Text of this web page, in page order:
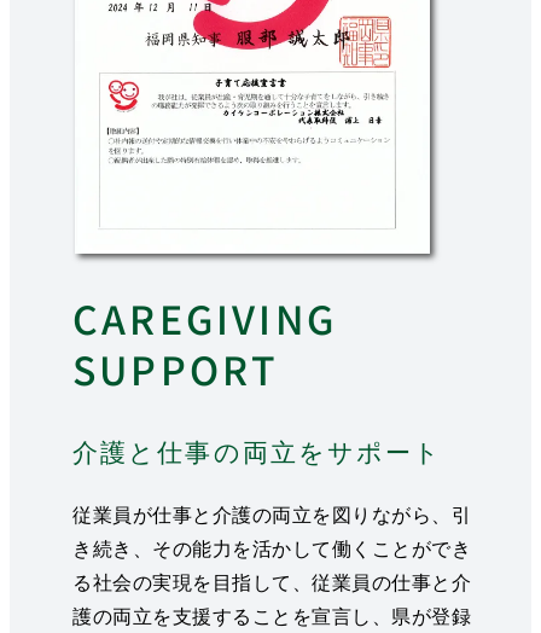
CAREGIVING
SUPPORT
介護と仕事の両立をサポート
従業員が仕事と介護の両立を図りながら、引
き続き、その能力を活かして働くことができ
る社会の実現を目指して、従業員の仕事と介
護の両立を支援することを宣言し、県が登録